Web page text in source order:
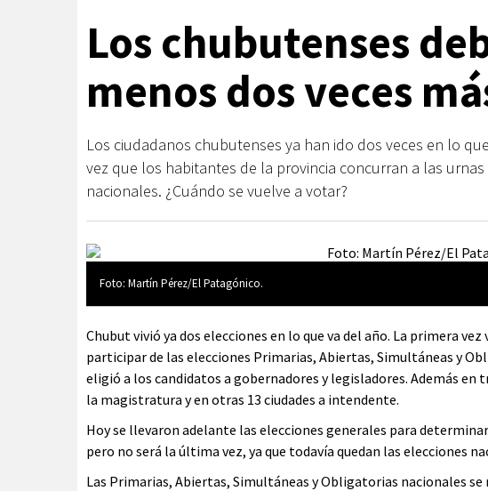
Los chubutenses
menos dos veces
Los ciudadanos chubutenses ya han ido dos veces en lo
vez que los habitantes de la provincia concurran a las
nacionales. ¿Cuándo se vuelve a votar?
Foto: Martín Pérez/El Patagónico.
Chubut vivió ya dos elecciones en lo que va del año. La primera
participar de las elecciones Primarias, Abiertas, Simultáneas y
eligió a los candidatos a gobernadores y legisladores. Además
la magistratura y en otras 13 ciudades a intendente.
Hoy se llevaron adelante las elecciones generales para
pero no será la última vez, ya que todavía quedan las elecciones
Las Primarias, Abiertas, Simultáneas y Obligatorias nacionales